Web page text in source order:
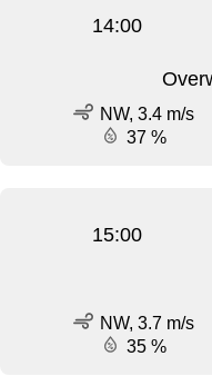
14:00
NW, 3.4 m/s
37 %
15:00
NW, 3.7 m/s
35 %